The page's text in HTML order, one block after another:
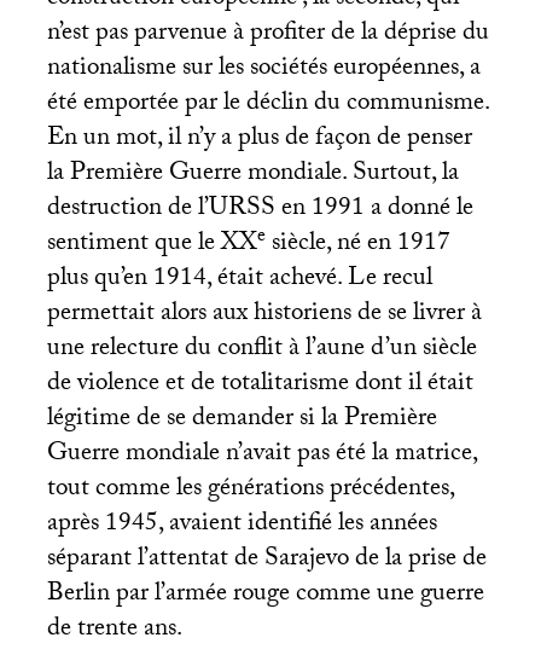
n’est pas parvenue à profiter de la déprise du
nationalisme sur les sociétés européennes, a
été emportée par le déclin du communisme.
En un mot, il n’y a plus de façon de penser
la Première Guerre mondiale. Surtout, la
destruction de l’URSSen 1991 a donné le
sentiment que leXXesiècle, né en 1917
plus qu’en 1914, était achevé. Le recul
permettait alors aux historiens de se livrer à
une relecture du conflit à l’aune d’un siècle
de violence et de totalitarisme dont il était
légitime de se demander si la Première
Guerre mondiale n’avait pas été la matrice,
tout comme les générations précédentes,
après 1945, avaient identifié les années
séparant l’attentat de Sarajevo de la prise de
Berlin par l’armée rouge comme une guerre
de trente ans.